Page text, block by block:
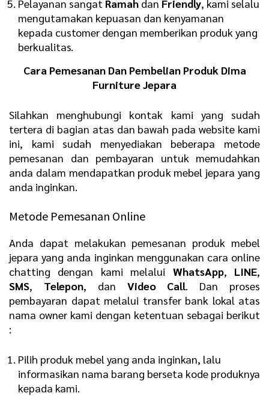
Pelayanan sangat Ramah dan Friendly, kami selalu
mengutamakan kepuasan dan kenyamanan
kepada customer dengan memberikan produk yang
berkualitas.
Cara Pemesanan Dan Pembelian Produk Dima
Furniture Jepara
Silahkan menghubungi kontak kami yang sudah
tertera di bagian atas dan bawah pada website kami
ini, kami sudah menyediakan beberapa metode
pemesanan dan pembayaran untuk memudahkan
anda dalam mendapatkan produk mebel jepara yang
anda inginkan.
Metode Pemesanan Online
Anda dapat melakukan pemesanan produk mebel
jepara yang anda inginkan menggunakan cara online
chatting dengan kami melalui WhatsApp, LINE,
SMS, Telepon, dan Video Call. Dan proses
pembayaran dapat melalui transfer bank lokal atas
nama owner kami dengan ketentuan sebagai berikut
:
Pilih produk mebel yang anda inginkan, lalu
informasikan nama barang berseta kode produknya
kepada kami.